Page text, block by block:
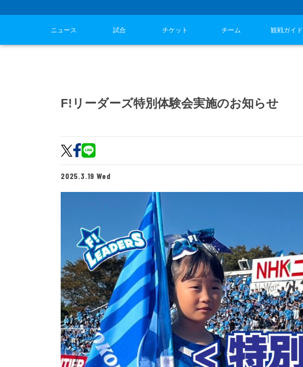
ニュース 試合 チケット チーム 観戦ガイド
F!リーダーズ特別体験会実施のお知らせ
2025.3.19 Wed